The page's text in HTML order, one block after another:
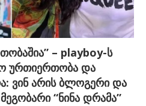
– playboy-ს
ურთიერთობა და
ვინ არის ბლოგერი და
“ნინა დრამა”